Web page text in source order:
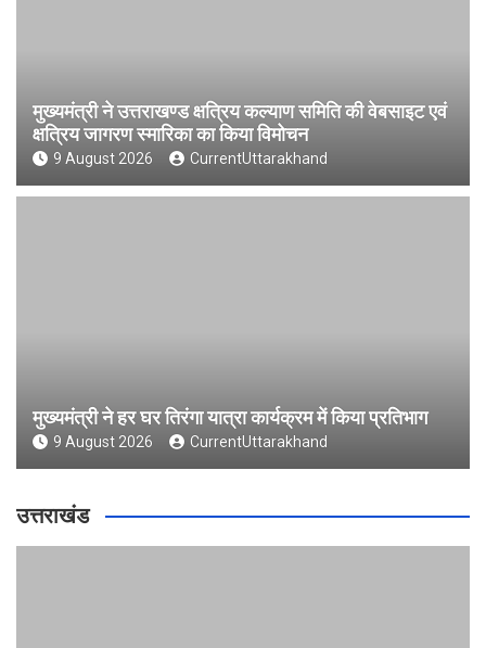
मुख्यमंत्री ने उत्तराखण्ड क्षत्रिय कल्याण समिति की वेबसाइट एवं
क्षत्रिय जागरण स्मारिका का किया विमोचन
9 August 2026 CurrentUttarakhand
मुख्यमंत्री ने हर घर तिरंगा यात्रा कार्यक्रम में किया प्रतिभाग
9 August 2026 CurrentUttarakhand
उत्तराखंड